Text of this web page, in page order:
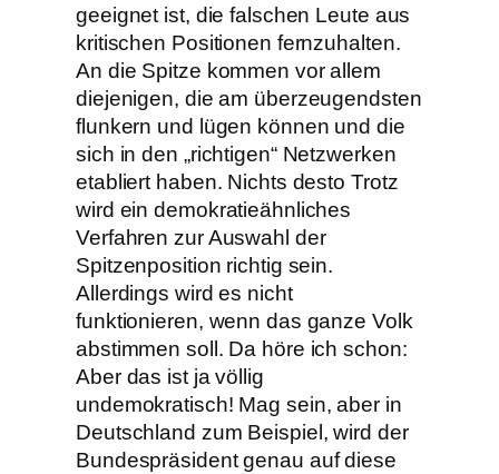
geeignet ist, die falschen Leute aus
kritischen Positionen fernzuhalten.
An die Spitze kommen vor allem
diejenigen, die am überzeugendsten
flunkern und lügen können und die
sich in den „richtigen“ Netzwerken
etabliert haben. Nichts desto Trotz
wird ein demokratieähnliches
Verfahren zur Auswahl der
Spitzenposition richtig sein.
Allerdings wird es nicht
funktionieren, wenn das ganze Volk
abstimmen soll. Da höre ich schon:
Aber das ist ja völlig
undemokratisch! Mag sein, aber in
Deutschland zum Beispiel, wird der
Bundespräsident genau auf diese